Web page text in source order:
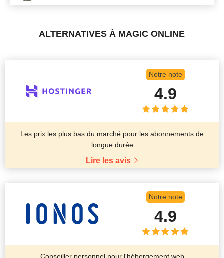
ALTERNATIVES À MAGIC ONLINE
Notre note
4.9
Les prix les plus bas du marché pour les abonnements de
longue durée
Lire les avis
Notre note
4.9
Conseiller personnel pour l'hébergement web